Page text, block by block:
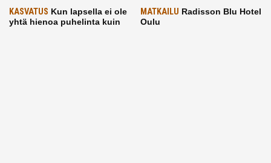
KASVATUS Kun lapsella ei ole
yhtä hienoa puhelinta kuin
MATKAILU Radisson Blu Hotel
Oulu